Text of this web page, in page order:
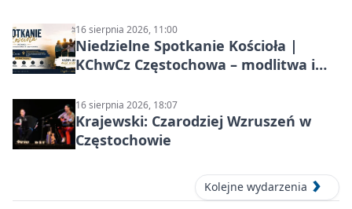
16 sierpnia 2026, 11:00
Niedzielne Spotkanie Kościoła |
KChwCz Częstochowa – modlitwa i
16 sierpnia 2026, 18:07
Krajewski: Czarodziej Wzruszeń w
Częstochowie
Kolejne wydarzenia